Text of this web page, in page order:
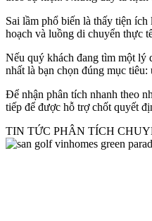
Sai lầm phổ biến là thấy tiện
hoạch và luồng di chuyển thực
Nếu quý khách đang tìm một lý
nhất là bạn chọn đúng mục
Để nhận phân tích nhanh theo
tiếp để được hỗ trợ chốt quyết
TIN TỨC PHÂN TÍCH